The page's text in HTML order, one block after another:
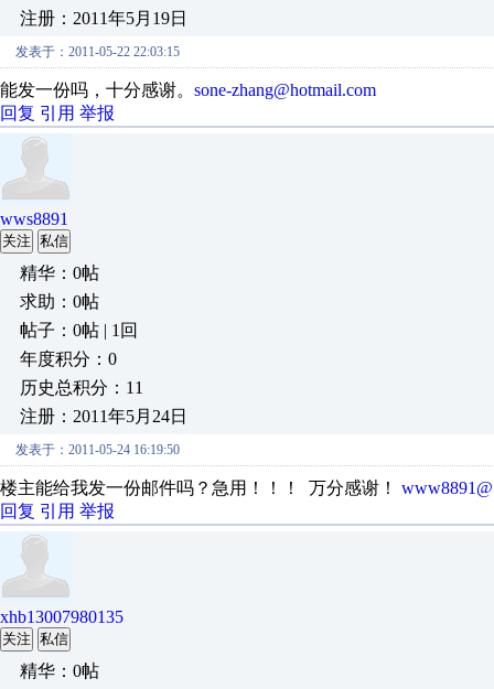
注册：2011年5月19日
发表于：2011-05-22 22:03:15
能发一份吗，十分感谢。 sone-zhang@hotmail.com
回复 引用 举报
wws8891
关注 私信
精华：0帖
求助：0帖
帖子：0帖 | 1回
年度积分：0
历史总积分：11
注册：2011年5月24日
发表于：2011-05-24 16:19:50
楼主能给我发一份邮件吗？急用！！！ 万分感谢！
回复 引用 举报
xhb13007980135
关注 私信
精华：0帖